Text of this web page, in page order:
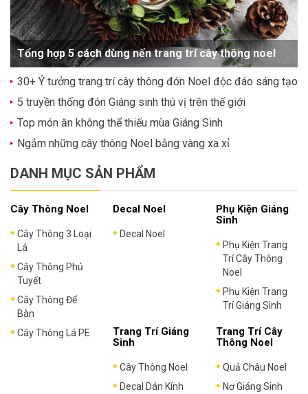
Tổng hợp 5 cách dùng nến trang trí cây thông noel
30+ Ý tưởng trang trí cây thông đón Noel độc đáo sáng tạo
5 truyền thống đón Giáng sinh thú vị trên thế giới
Top món ăn không thể thiếu mùa Giáng Sinh
Ngắm những cây thông Noel bằng vàng xa xỉ
DANH MỤC SẢN PHẨM
Cây Thông Noel
Cây Thông 3 Loại
Lá
Cây Thông Phủ
Tuyết
Cây Thông Để
Bàn
Cây Thông Lá PE
Decal Noel
Decal Noel
Phụ Kiện Giáng
Sinh
Phụ Kiện Trang
Trí Cây Thông
Noel
Phụ Kiện Trang
Trí Giáng Sinh
Trang Trí Giáng
Sinh
Cây Thông Noel
Decal Dán Kính
Trang Trí Cây
Thông Noel
Quả Châu Noel
Nơ Giáng Sinh